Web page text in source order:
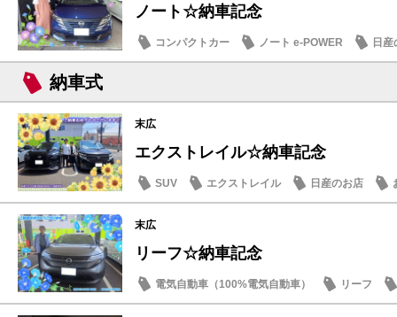
ノート☆納車記念
コンパクトカー ノート e-POWER 日
納車式
末広
エクストレイル☆納車記念
SUV エクストレイル 日産のお店
末広
リーフ☆納車記念
電気自動車（100%電気自動車）
リーフ
納車式